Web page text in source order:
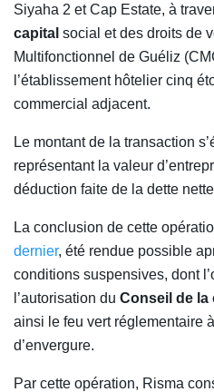
Siyaha 2 et Cap Estate, à
capital social et des droits de
Multifonctionnel de Guéliz
l’établissement hôtelier cinq
commercial adjacent.
Le montant de la transaction
représentant la valeur
déduction faite de la dette
La conclusion de cette
dernier, été rendue possible
conditions suspensives, dont
l’autorisation du Conseil de
ainsi le feu vert réglementaire
d’envergure.
Par cette opération, Risma